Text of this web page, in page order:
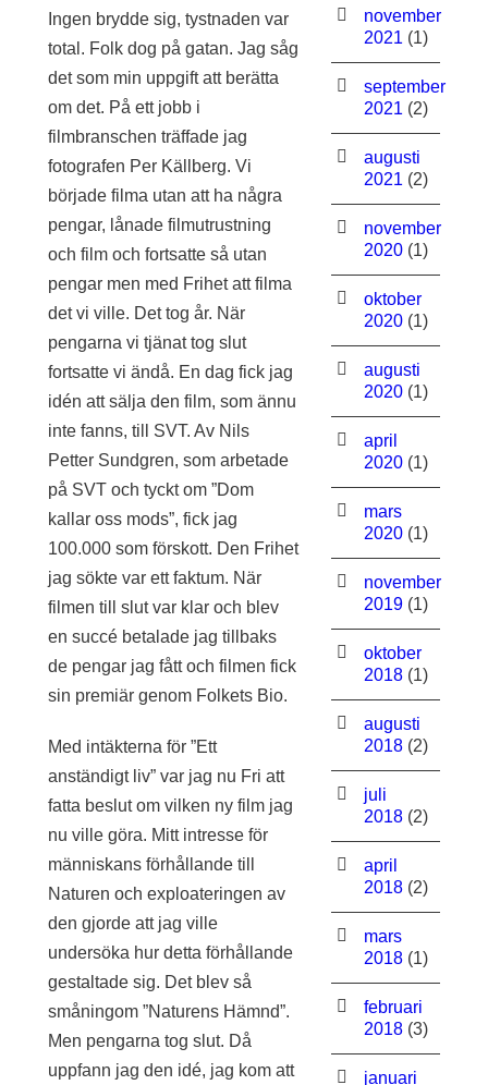
Ingen brydde sig, tystnaden var
total. Folk dog på gatan. Jag såg
det som min uppgift att berätta
om det. På ett jobb i
filmbranschen träffade jag
fotografen Per Källberg. Vi
började filma utan att ha några
pengar, lånade filmutrustning
och film och fortsatte så utan
pengar men med Frihet att filma
det vi ville. Det tog år. När
pengarna vi tjänat tog slut
fortsatte vi ändå. En dag fick jag
idén att sälja den film, som ännu
inte fanns, till SVT. Av Nils
Petter Sundgren, som arbetade
på SVT och tyckt om ”Dom
kallar oss mods”, fick jag
100.000 som förskott. Den Frihet
jag sökte var ett faktum. När
filmen till slut var klar och blev
en succé betalade jag tillbaks
de pengar jag fått och filmen fick
sin premiär genom Folkets Bio.
Med intäkterna för ”Ett
anständigt liv” var jag nu Fri att
fatta beslut om vilken ny film jag
nu ville göra. Mitt intresse för
människans förhållande till
Naturen och exploateringen av
den gjorde att jag ville
undersöka hur detta förhållande
gestaltade sig. Det blev så
småningom ”Naturens Hämnd”.
Men pengarna tog slut. Då
uppfann jag den idé, jag kom att
november
2021 (1)
september
2021 (2)
augusti
2021 (2)
november
2020 (1)
oktober
2020 (1)
augusti
2020 (1)
april
2020 (1)
mars
2020 (1)
november
2019 (1)
oktober
2018 (1)
augusti
2018 (2)
juli
2018 (2)
april
2018 (2)
mars
2018 (1)
februari
2018 (3)
januari